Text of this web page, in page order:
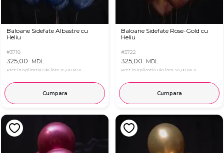
Baloane Sidefate Albastre cu
Heliu
#3718
325,00 MDL
Pret in aplicatia OkFlora 315,00 MDL
Cumpara
Baloane Sidefate Rose-Gold cu
Heliu
#3722
325,00 MDL
Pret in aplicatia OkFlora 315,00 MDL
Cumpara